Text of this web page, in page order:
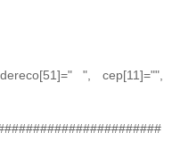
", cep[11]="",